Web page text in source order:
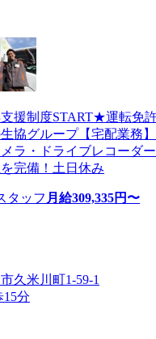
援制度START★運転免
協グループ【宅配業務
ラ・ドライブレコーダ
完備！土日休み
タッフ 月給309,335円〜
久米川町1-59-1
15分